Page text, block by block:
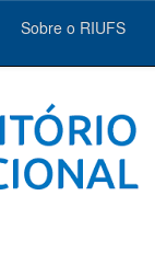
Sobre o RIUFS